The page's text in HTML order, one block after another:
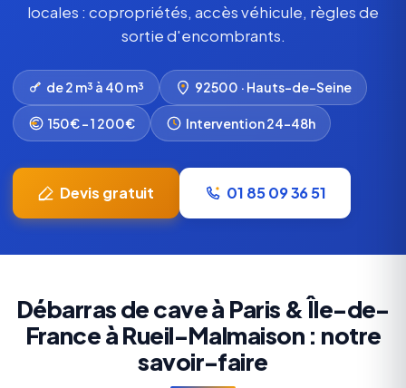
locales : copropriétés, accès véhicule, règles de
sortie d'encombrants.
de 2 m³ à 40 m³ 92500 · Hauts-de-Seine
150€ – 1 200€ Intervention 24-48h
Devis gratuit 01 85 09 36 51
Débarras de cave à Paris & Île-de-
France à Rueil-Malmaison : notre
savoir-faire